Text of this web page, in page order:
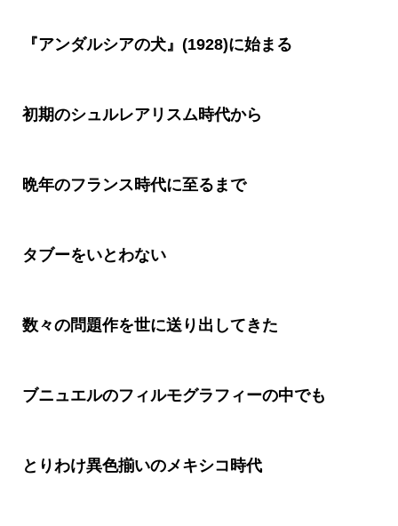
『アンダルシアの犬』(1928)に始まる
初期のシュルレアリスム時代から
晩年のフランス時代に至るまで
タブーをいとわない
数々の問題作を世に送り出してきた
ブニュエルのフィルモグラフィーの中でも
とりわけ異色揃いのメキシコ時代